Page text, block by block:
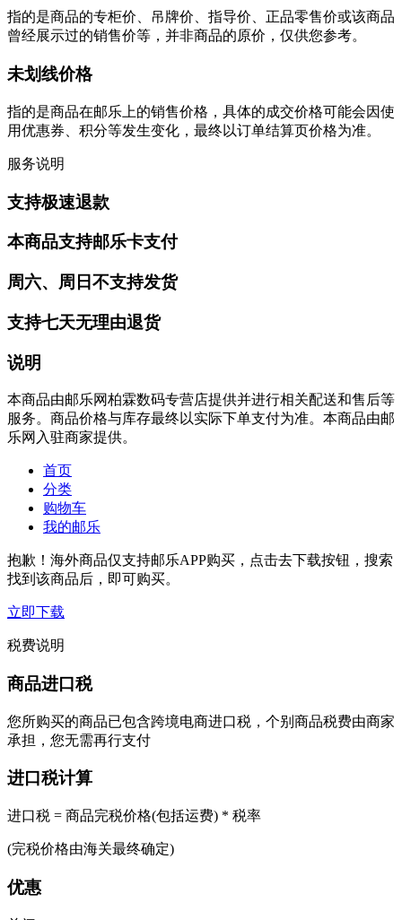
指的是商品的专柜价、吊牌价、指导价、正品零售价或该商品
曾经展示过的销售价等，并非商品的原价，仅供您参考。
未划线价格
指的是商品在邮乐上的销售价格，具体的成交价格可能会因使
用优惠券、积分等发生变化，最终以订单结算页价格为准。
服务说明
支持极速退款
本商品支持邮乐卡支付
周六、周日不支持发货
支持七天无理由退货
说明
本商品由邮乐网柏霖数码专营店提供并进行相关配送和售后等
服务。商品价格与库存最终以实际下单支付为准。本商品由邮
乐网入驻商家提供。
首页
分类
购物车
我的邮乐
抱歉！海外商品仅支持邮乐APP购买，点击去下载按钮，搜索
找到该商品后，即可购买。
立即下载
税费说明
商品进口税
您所购买的商品已包含跨境电商进口税，个别商品税费由商家
承担，您无需再行支付
进口税计算
进口税 = 商品完税价格(包括运费) * 税率
(完税价格由海关最终确定)
优惠